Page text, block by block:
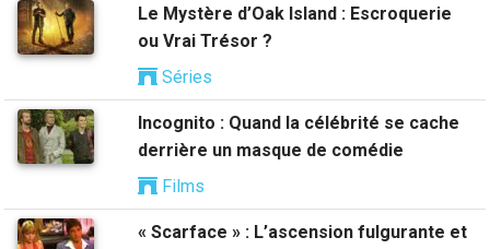
Le Mystère d’Oak Island : Escroquerie
ou Vrai Trésor ?
Séries
Incognito : Quand la célébrité se cache
derrière un masque de comédie
Films
« Scarface » : L’ascension fulgurante et